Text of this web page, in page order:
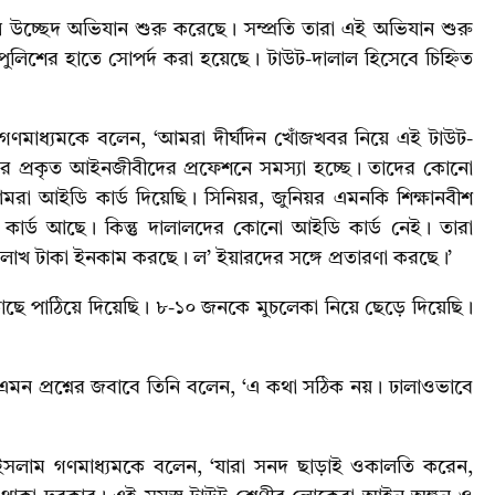
উচ্ছেদ অভিযান শুরু করেছে। সম্প্রতি তারা এই অভিযান শুরু
হাতে সোপর্দ করা হয়েছে। টাউট-দালাল হিসেবে চিহ্নিত
বলেন, ‘আমরা দীর্ঘদিন খোঁজখবর নিয়ে এই টাউট-
আইনজীবীদের প্রফেশনে সমস্যা হচ্ছে। তাদের কোনো
আইডি কার্ড দিয়েছি। সিনিয়র, জুনিয়র এমনকি শিক্ষানবীশ
আছে। কিন্তু দালালদের কোনো আইডি কার্ড নেই। তারা
টাকা ইনকাম করছে। ল’ ইয়ারদের সঙ্গে প্রতারণা করছে।’
পাঠিয়ে দিয়েছি। ৮-১০ জনকে মুচলেকা নিয়ে ছেড়ে দিয়েছি।
প্রশ্নের জবাবে তিনি বলেন, ‘এ কথা সঠিক নয়। ঢালাওভাবে
গণমাধ্যমকে বলেন, ‘যারা সনদ ছাড়াই ওকালতি করেন,